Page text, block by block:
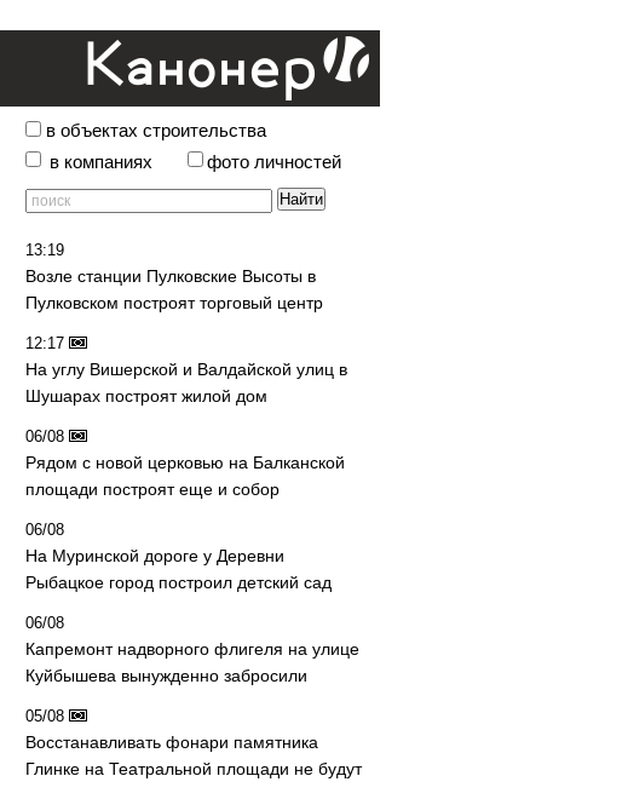
в объектах строительства
в компаниях
фото личностей
13:19
Возле станции Пулковские Высоты в
Пулковском построят торговый центр
12:17
На углу Вишерской и Валдайской улиц в
Шушарах построят жилой дом
06/08
Рядом с новой церковью на Балканской
площади построят еще и собор
06/08
На Муринской дороге у Деревни
Рыбацкое город построил детский сад
06/08
Капремонт надворного флигеля на улице
Куйбышева вынужденно забросили
05/08
Восстанавливать фонари памятника
Глинке на Театральной площади не будут